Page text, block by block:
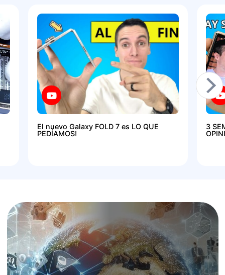
El nuevo Galaxy FOLD 7 es LO QUE
PEDÍAMOS!
3